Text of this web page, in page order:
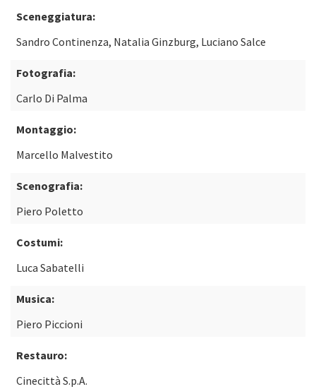
Sceneggiatura:
Sandro Continenza, Natalia Ginzburg, Luciano Salce
Fotografia:
Carlo Di Palma
Montaggio:
Marcello Malvestito
Scenografia:
Piero Poletto
Costumi:
Luca Sabatelli
Musica:
Piero Piccioni
Restauro:
Cinecittà S.p.A.